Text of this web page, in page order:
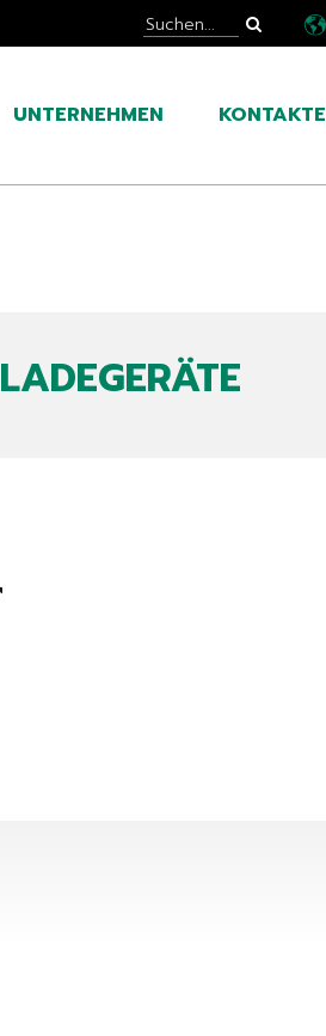
UNTERNEHMEN KONTAKTE
LADEGERÄTE